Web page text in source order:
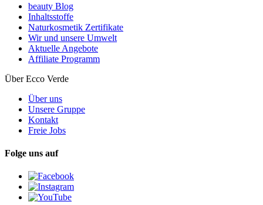
beauty Blog
Inhaltsstoffe
Naturkosmetik Zertifikate
Wir und unsere Umwelt
Aktuelle Angebote
Affiliate Programm
Über Ecco Verde
Über uns
Unsere Gruppe
Kontakt
Freie Jobs
Folge uns auf